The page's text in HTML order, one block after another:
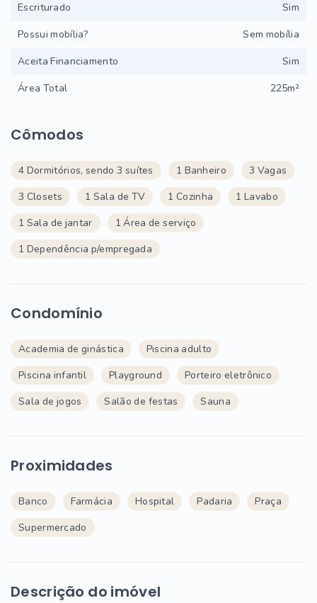
Cômodos
4 Dormitórios, sendo 3 suítes 1 Banheiro
3 Vagas
3 Closets
1 Sala de TV 1 Cozinha
1 Lavabo
1 Sala de jantar
1 Área de serviço
1 Dependência p/empregada
Condomínio
Academia de ginástica
Piscina adulto
Piscina infantil
Playground
Porteiro eletrônico
Sala de jogos
Salão de festas Sauna
Proximidades
Banco Farmácia Hospital Padaria
Praça
Supermercado
Descrição do imóvel
Escriturado
Sim
Possui mobília?
Sem mobília
Aceita Financiamento
Sim
Área Total
225m²